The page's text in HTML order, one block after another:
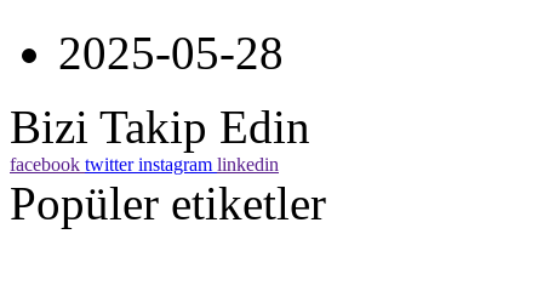
2025-05-28
Bizi Takip Edin
facebook twitter instagram linkedin
Popüler etiketler